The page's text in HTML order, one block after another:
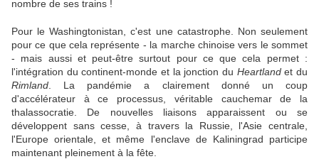
nombre de ses trains !
Pour le Washingtonistan, c'est une catastrophe. Non seulement
pour ce que cela représente - la marche chinoise vers le sommet
- mais aussi et peut-être surtout pour ce que cela permet :
l'intégration du continent-monde et la jonction du Heartlandet du
Rimland . La pandémie a clairement donné un coup
d'accélérateur à ce processus, véritable cauchemar de la
thalassocratie. De nouvelles liaisons apparaissent ou se
développent sans cesse, à travers la Russie, l'Asie centrale,
l'Europe orientale, et même l'enclave de Kaliningrad participe
maintenant pleinement à la fête.